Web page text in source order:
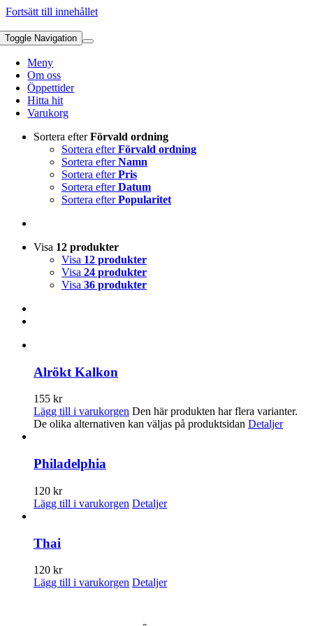
Fortsätt till innehållet
Toggle Navigation
Meny
Om oss
Öppettider
Hitta hit
Varukorg
Sortera efterFörvald ordning
Sortera efterFörvald ordning
Sortera efterNamn
Sortera efterPris
Sortera efterDatum
Sortera efterPopularitet
Visa 12 produkter
Visa 12 produkter
Visa 24 produkter
Visa 36 produkter
Alrökt Kalkon
155 kr
Lägg till i varukorgen Den här produkten har flera varianter.
De olika alternativen kan väljas på produktsidan Detaljer
Philadelphia
120 kr
Lägg till i varukorgen Detaljer
Thai
120 kr
Lägg till i varukorgen Detaljer